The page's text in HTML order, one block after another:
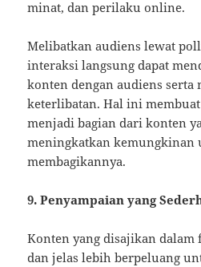
minat, dan perilaku online.
Melibatkan audiens lewat
interaksi langsung dapat
konten dengan audiens serta
keterlibatan. Hal ini
menjadi bagian dari konten
meningkatkan kemungkinan
membagikannya.
9. Penyampaian yang
Konten yang disajikan dalam
dan jelas lebih berpeluang